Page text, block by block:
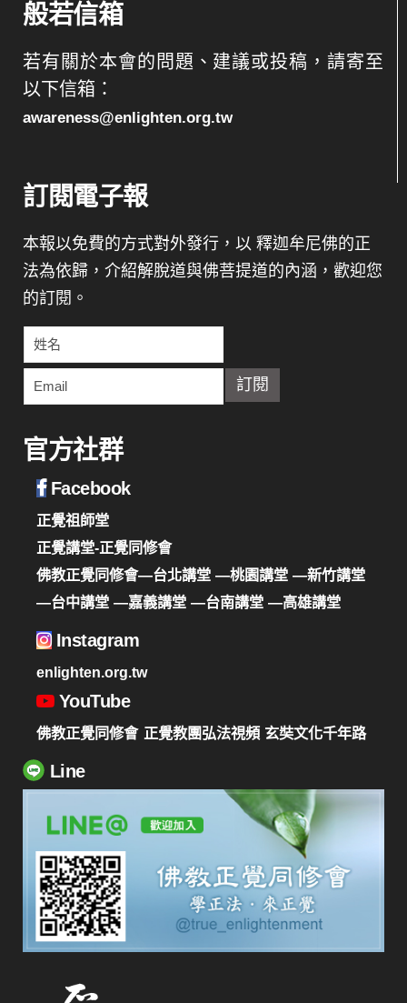
般若信箱
若有關於本會的問題、建議或投稿，請寄至
以下信箱：
awareness@enlighten.org.tw
訂閱電子報
本報以免費的方式對外發行，以 釋迦牟尼佛的正
法為依歸，介紹解脫道與佛菩提道的內涵，歡迎您
的訂閱。
官方社群
Facebook
正覺祖師堂
正覺講堂-正覺同修會
佛教正覺同修會—台北講堂 —桃園講堂 —新竹講堂
—台中講堂 —嘉義講堂 —台南講堂 —高雄講堂
Instagram
enlighten.org.tw
YouTube
佛教正覺同修會 正覺教團弘法視頻 玄奘文化千年路
Line